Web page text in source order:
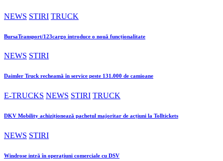
NEWS STIRI TRUCK
BursaTransport/123cargo introduce o nouă funcționalitate
NEWS STIRI
Daimler Truck recheamă în service peste 131.000 de camioane
E-TRUCKS NEWS STIRI TRUCK
DKV Mobility achiziționează pachetul majoritar de acțiuni la Tolltickets
NEWS STIRI
Windrose intră în operațiuni comerciale cu DSV